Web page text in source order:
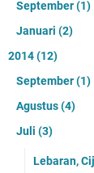
September(1)
Januari (2)
2014(12)
September(1)
Agustus(4)
Juli (3)
Lebaran,